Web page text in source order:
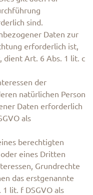
sind.
Daten zur
erforderlich ist,
Art. 6 Abs. 1 lit. c
der
natürlichen Person
Daten erforderlich
als
berechtigten
eines Dritten
Grundrechte
das erstgenannte
lit. f DSGVO als